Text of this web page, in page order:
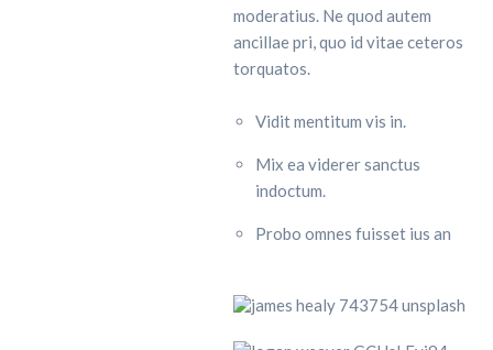
moderatius. Ne quod autem
ancillae pri, quo id vitae ceteros
torquatos.
Vidit mentitum vis in.
Mix ea viderer sanctus
indoctum.
Probo omnes fuisset ius an